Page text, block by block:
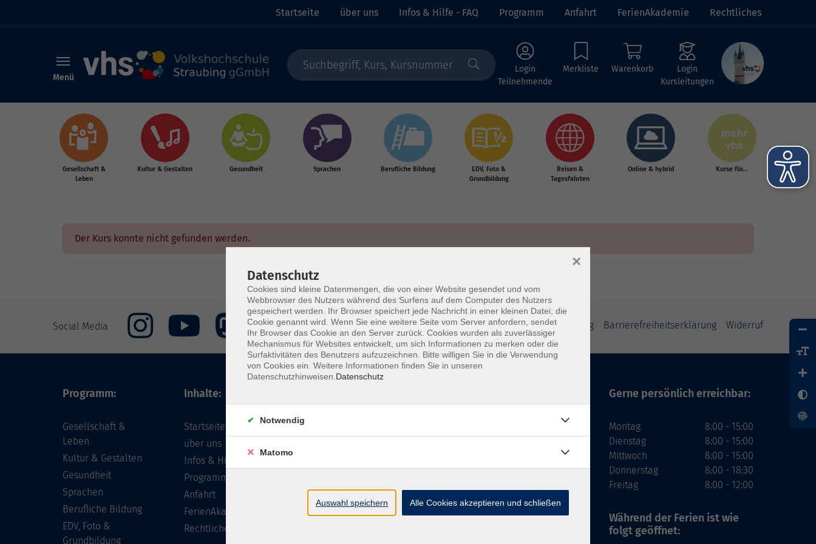
Startseite über uns Infos & Hilfe - FAQ Programm Anfahrt FerienAkademie Rechtliches
Menü
Login
Teilnehmende
Merkliste Warenkorb
Login
Kursleitungen
Gesellschaft &
Leben
Kultur & Gestalten Gesundheit Sprachen Berufliche Bildung
EDV, Foto &
Grundbildung
Reisen &
Tagesfahrten
Online & hybrid Kurse für...
Der Kurs konnte nicht gefunden werden.
Social Media Impressum AGB Widerrufsbelehrung Datenschutzerklärung Barrierefreiheitserklärung Widerruf
Programm:
Gesellschaft &
Leben
Kultur & Gestalten
Gesundheit
Sprachen
Berufliche Bildung
EDV, Foto &
Grundbildung
Inhalte:
Startseite
über uns
Infos & Hilfe - FAQ
Programm
Anfahrt
FerienAkademie
Rechtliches
Tel: +49 9421 8457-0
Fax: +49 9421 8457-50
Gerne persönlich erreichbar:
Montag
Dienstag
Mittwoch
Donnerstag
Freitag
8:00 - 15:00
8:00 - 15:00
8:00 - 15:00
8:00 - 18:30
8:00 - 12:00
Während der Ferien ist wie
folgt geöffnet:
Datenschutz
Cookies sind kleine Datenmengen, die von einer Website gesendet und vom
Webbrowser des Nutzers während des Surfens auf dem Computer des Nutzers
gespeichert werden. Ihr Browser speichert jede Nachricht in einer kleinen Datei, die
Cookie genannt wird. Wenn Sie eine weitere Seite vom Server anfordern, sendet
Ihr Browser das Cookie an den Server zurück. Cookies wurden als zuverlässiger
Mechanismus für Websites entwickelt, um sich Informationen zu merken oder die
Surfaktivitäten des Benutzers aufzuzeichnen. Bitte willigen Sie in die Verwendung
von Cookies ein. Weitere Informationen finden Sie in unseren
Datenschutzhinweisen. Datenschutz
×
Notwendig
Matomo
Auswahl speichern Alle Cookies akzeptieren und schließen